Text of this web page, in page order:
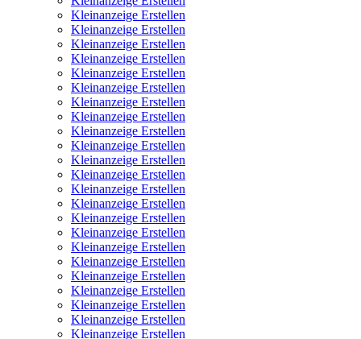
Kleinanzeige Erstellen
Kleinanzeige Erstellen
Kleinanzeige Erstellen
Kleinanzeige Erstellen
Kleinanzeige Erstellen
Kleinanzeige Erstellen
Kleinanzeige Erstellen
Kleinanzeige Erstellen
Kleinanzeige Erstellen
Kleinanzeige Erstellen
Kleinanzeige Erstellen
Kleinanzeige Erstellen
Kleinanzeige Erstellen
Kleinanzeige Erstellen
Kleinanzeige Erstellen
Kleinanzeige Erstellen
Kleinanzeige Erstellen
Kleinanzeige Erstellen
Kleinanzeige Erstellen
Kleinanzeige Erstellen
Kleinanzeige Erstellen
Kleinanzeige Erstellen
Kleinanzeige Erstellen